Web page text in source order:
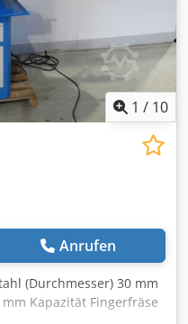
1 / 10
Anrufen
(Durchmesser) 30 mm
Kapazität Fingerfräse
50 -